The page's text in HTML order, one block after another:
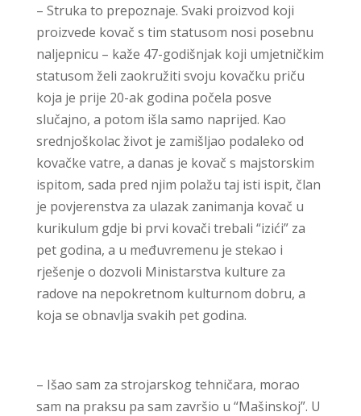
– Struka to prepoznaje. Svaki proizvod koji
proizvede kovač s tim statusom nosi posebnu
naljepnicu – kaže 47-godišnjak koji umjetničkim
statusom želi zaokružiti svoju kovačku priču
koja je prije 20-ak godina počela posve
slučajno, a potom išla samo naprijed. Kao
srednjoškolac život je zamišljao podaleko od
kovačke vatre, a danas je kovač s majstorskim
ispitom, sada pred njim polažu taj isti ispit, član
je povjerenstva za ulazak zanimanja kovač u
kurikulum gdje bi prvi kovači trebali “izići” za
pet godina, a u međuvremenu je stekao i
rješenje o dozvoli Ministarstva kulture za
radove na nepokretnom kulturnom dobru, a
koja se obnavlja svakih pet godina.
– Išao sam za strojarskog tehničara, morao
sam na praksu pa sam završio u “Mašinskoj”. U